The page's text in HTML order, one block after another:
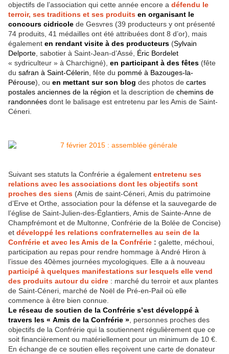
objectifs de l’association qui cette année encore a défendu le
terroir, ses traditions et ses produits en organisant le
concours cidricole de Gesvres (39 producteurs y ont présenté
74 produits, 41 médailles ont été attribuées dont 8 d’or), mais
également en rendant visite à des producteurs (Sylvain
Delporte , sabotier à Saint-Jean-d’Assé, Éric Bordelet
« sydriculteur » à Charchigné), en participant à des fêtes (fête
du safran à Saint-Célerin , fête du pommé à Bazouges-la-
Pérouse), ou en mettant sur son blog des photos de cartes
postales anciennes de la région et la description de chemins de
randonnées dont le balisage est entretenu par les Amis de Saint-
Céneri.
Suivant ses statuts la Confrérie a également entretenu ses
relations avec les associations dont les objectifs sont
proches des siens (Amis de saint-Céneri, Amis du patrimoine
d’Erve et Orthe, association pour la défense et la sauvegarde de
l’église de Saint-Julien-des-Églantiers, Amis de Sainte-Anne de
Champfrémont et de Multonne, Confrérie de la Bolée de Concise)
et développé les relations confraternelles au sein de la
Confrérie et avec les Amis de la Confrérie : galette, méchoui,
participation au repas pour rendre hommage à André Hiron à
l’issue des 40èmes journées mycologiques. Elle a à nouveau
participé à quelques manifestations sur lesquels elle vend
des produits autour du cidre : marché du terroir et aux plantes
de Saint-Céneri, marché de Noël de Pré-en-Pail où elle
commence à être bien connue.
Le réseau de soutien de la Confrérie s’est développé à
travers les « Amis de la Confrérie » , personnes proches des
objectifs de la Confrérie qui la soutiennent régulièrement que ce
soit financièrement ou matériellement pour un minimum de 10 €.
En échange de ce soutien elles reçoivent une carte de donateur